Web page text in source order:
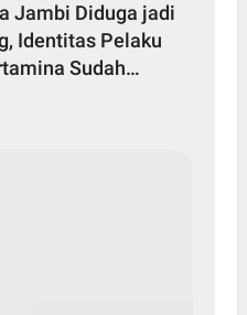
Jambi Diduga jadi
Identitas Pelaku
Sudah